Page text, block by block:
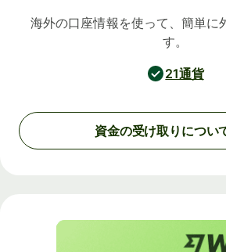
海外の口座情報を使って、簡単に
す。
21通貨
資金の受け取りについ